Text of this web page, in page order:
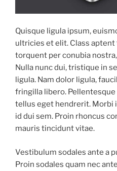
Quisque ligula ipsum,
ultricies et elit. Class
torquent per conubia
Nulla nunc dui, tristique in
ligula. Nam dolor ligula,
fringilla libero.
tellus eget hendrerit. Morbi
id dui sem. Proin rhoncus
mauris tincidunt vitae.
Vestibulum sodales ante a
Proin sodales quam nec